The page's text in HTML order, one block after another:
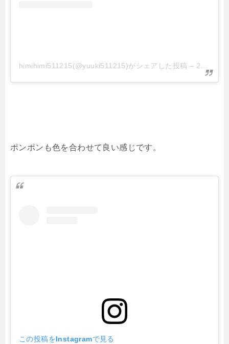
himihimi511215(@yuuki511215)がシェアした投稿 – 2020年 8月月10日午前8時08分PDT
ポンポンも色を合わせて良い感じです。
この投稿をInstagramで見る